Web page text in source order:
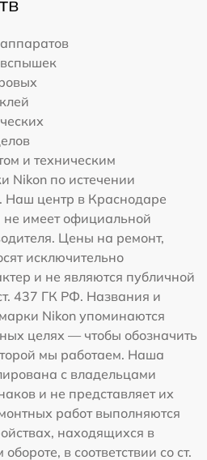
и техническим
Nikon по истечении
Наш центр в Краснодаре
не имеет официальной
Цены на ремонт,
исключительно
и не являются публичной
437 ГК РФ. Названия и
Nikon упоминаются
целях — чтобы обозначить
мы работаем. Наша
с владельцами
и не представляет их
работ выполняются
находящихся в
в соответствии со ст.